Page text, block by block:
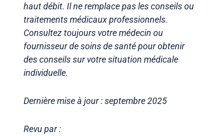
haut débit. Il ne remplace pas les conseils ou
traitements médicaux professionnels.
Consultez toujours votre médecin ou
fournisseur de soins de santé pour obtenir
des conseils sur votre situation médicale
individuelle.
Dernière mise à jour : septembre 2025
Revu par :